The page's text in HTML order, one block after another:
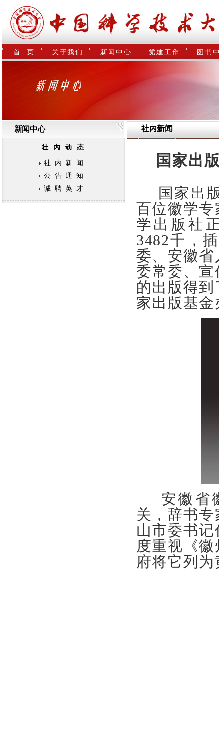
首  页 关于我们 新闻中心 党建工作 图书
新闻中心
社内动态
社内新闻
公告通知
诚聘英才
社内新闻
国家出
国家出版
百位徽学
学出版社
3482千，
委、安徽
委常委、
的出版得
家出版基
安徽省
关，辞书
山市委书
度重视《
府将它列